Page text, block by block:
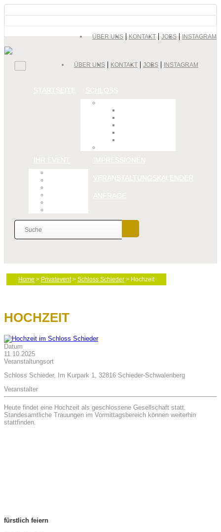
ÜBER UNS KONTAKT JOBS INSTAGRAM
ÜBER UNS KONTAKT JOBS INSTAGRAM
Home > Privatevent> Schloss Schieder > Hochzeit
HOCHZEIT
Datum
11.10.2025
Veranstaltungsort
Schloss Schieder, Im Kurpark 1, 32816 Schieder-Schwalenberg
Veranstalter
Heute findet eine Hochzeit als geschlossene Gesellschaft statt.
Standesamtliche Trauungen im Vormittagsbereich können weiterhin
stattfinden.
fürstlich feiern